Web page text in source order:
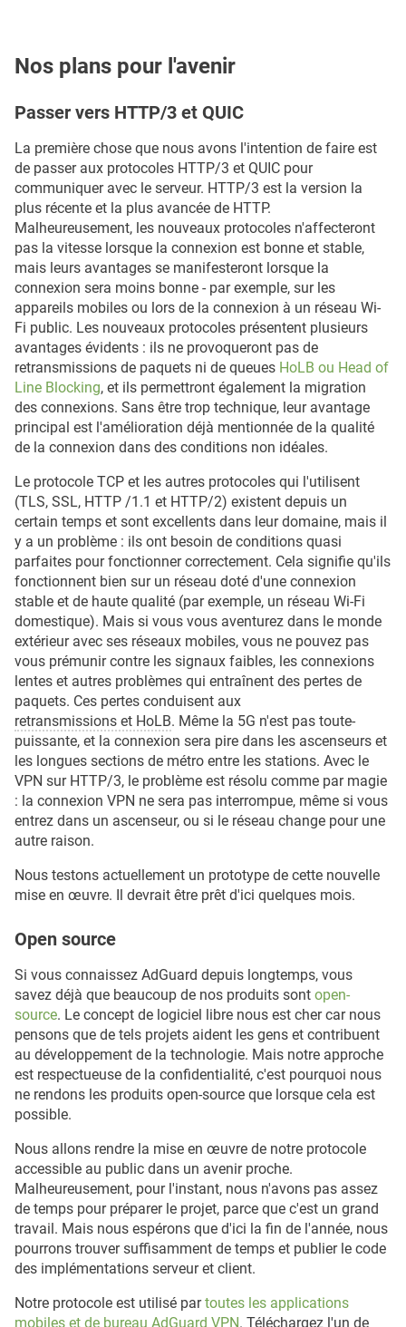
Nos plans pour l'avenir
Passer vers HTTP/3 et QUIC
La première chose que nous avons l'intention de faire est
de passer aux protocoles HTTP/3 et QUIC pour
communiquer avec le serveur. HTTP/3 est la version la
plus récente et la plus avancée de HTTP.
Malheureusement, les nouveaux protocoles n'affecteront
pas la vitesse lorsque la connexion est bonne et stable,
mais leurs avantages se manifesteront lorsque la
connexion sera moins bonne - par exemple, sur les
appareils mobiles ou lors de la connexion à un réseau Wi-
Fi public. Les nouveaux protocoles présentent plusieurs
avantages évidents : ils ne provoqueront pas de
retransmissions de paquets ni de queues HoLB ou Head of
Line Blocking, et ils permettront également la migration
des connexions. Sans être trop technique, leur avantage
principal est l'amélioration déjà mentionnée de la qualité
de la connexion dans des conditions non idéales.
Le protocole TCP et les autres protocoles qui l'utilisent
(TLS, SSL, HTTP /1.1 et HTTP/2) existent depuis un
certain temps et sont excellents dans leur domaine, mais il
y a un problème : ils ont besoin de conditions quasi
parfaites pour fonctionner correctement. Cela signifie qu'ils
fonctionnent bien sur un réseau doté d'une connexion
stable et de haute qualité (par exemple, un réseau Wi-Fi
domestique). Mais si vous vous aventurez dans le monde
extérieur avec ses réseaux mobiles, vous ne pouvez pas
vous prémunir contre les signaux faibles, les connexions
lentes et autres problèmes qui entraînent des pertes de
paquets. Ces pertes conduisent aux
retransmissions et HoLB. Même la 5G n'est pas toute-
puissante, et la connexion sera pire dans les ascenseurs et
les longues sections de métro entre les stations. Avec le
VPN sur HTTP/3, le problème est résolu comme par magie
: la connexion VPN ne sera pas interrompue, même si vous
entrez dans un ascenseur, ou si le réseau change pour une
autre raison.
Nous testons actuellement un prototype de cette nouvelle
mise en œuvre. Il devrait être prêt d'ici quelques mois.
Оpen source
Si vous connaissez AdGuard depuis longtemps, vous
savez déjà que beaucoup de nos produits sont open-
source. Le concept de logiciel libre nous est cher car nous
pensons que de tels projets aident les gens et contribuent
au développement de la technologie. Mais notre approche
est respectueuse de la confidentialité, c'est pourquoi nous
ne rendons les produits open-source que lorsque cela est
possible.
Nous allons rendre la mise en œuvre de notre protocole
accessible au public dans un avenir proche.
Malheureusement, pour l'instant, nous n'avons pas assez
de temps pour préparer le projet, parce que c'est un grand
travail. Mais nous espérons que d'ici la fin de l'année, nous
pourrons trouver suffisamment de temps et publier le code
des implémentations serveur et client.
Notre protocole est utilisé partoutes les applications
mobiles et de bureau AdGuard VPN. Téléchargez l'un de